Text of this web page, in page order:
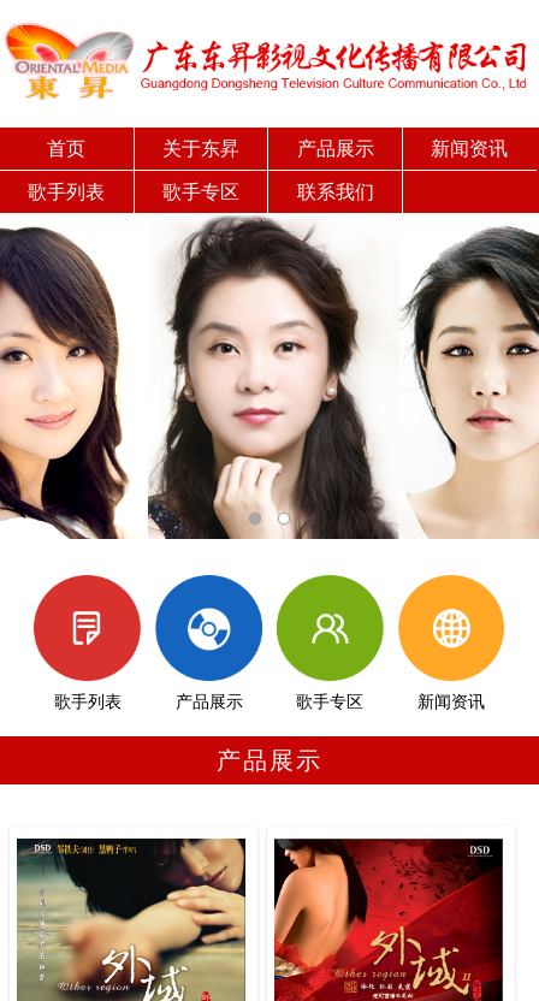
首页 关于东昇 产品展示 新闻资讯
歌手列表 歌手专区 联系我们
歌手列表 产品展示 歌手专区 新闻资讯
产品展示